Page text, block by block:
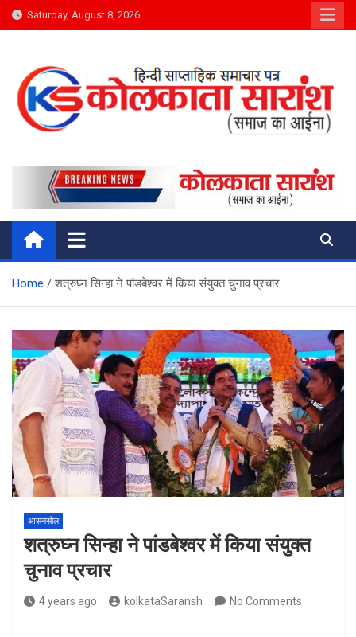
Skip
to
Saturday, August 8, 2026
Kolkata Saransh News
समाज का आईना
Home शत्रुघ्न सिन्हा ने पांडबेश्वर में किया संयुक्त चुनाव प्रचार
आसनसोल
शत्रुघ्न सिन्हा ने पांडबेश्वर में किया संयुक्त
चुनाव प्रचार
4 years ago kolkataSaransh No Comments